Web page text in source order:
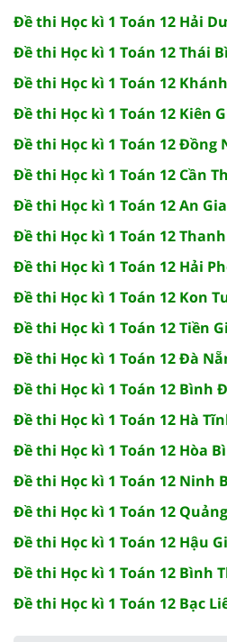
Đề thi Học kì 1 Toán 12 Hải
Đề thi Học kì 1 Toán 12 Thái
Đề thi Học kì 1 Toán 12
Đề thi Học kì 1 Toán 12 Kiên
Đề thi Học kì 1 Toán 12 Đồng
Đề thi Học kì 1 Toán 12 Cần
Đề thi Học kì 1 Toán 12 An
Đề thi Học kì 1 Toán 12
Đề thi Học kì 1 Toán 12 Hải
Đề thi Học kì 1 Toán 12 Kon
Đề thi Học kì 1 Toán 12 Tiền
Đề thi Học kì 1 Toán 12 Đà
Đề thi Học kì 1 Toán 12 Bình
Đề thi Học kì 1 Toán 12 Hà
Đề thi Học kì 1 Toán 12 Hòa
Đề thi Học kì 1 Toán 12 Ninh
Đề thi Học kì 1 Toán 12
Đề thi Học kì 1 Toán 12 Hậu
Đề thi Học kì 1 Toán 12 Bình
Đề thi Học kì 1 Toán 12 Bạc